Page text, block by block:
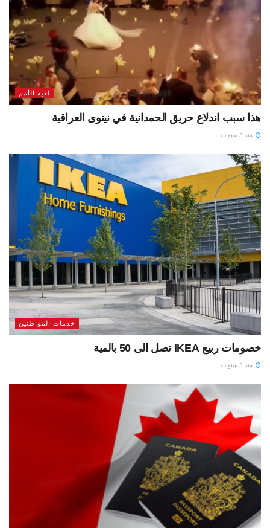
لعبة الأمم
هذا سبب اندلاع حريق الحمدانية في نينوى العراقية
منذ 3 سنوات
خدمات المواطنين
خصومات ربيع IKEA تصل الى 50 بالمية
منذ 3 سنوات